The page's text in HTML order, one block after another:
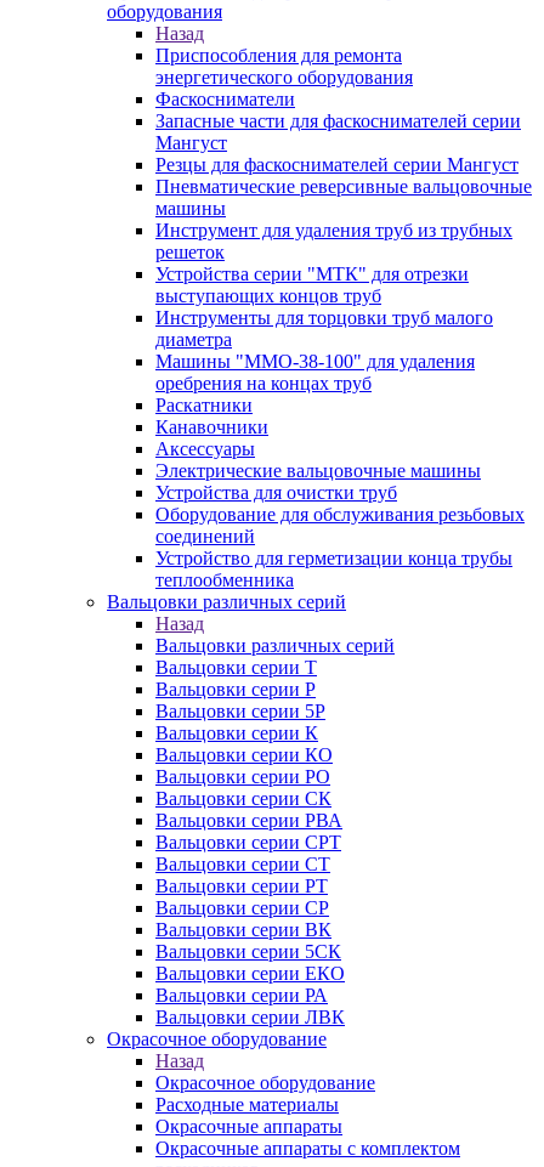
оборудования
Назад
Приспособления для ремонта
энергетического оборудования
Фаскосниматели
Запасные части для фаскоснимателей серии
Мангуст
Резцы для фаскоснимателей серии Мангуст
Пневматические реверсивные вальцовочные
машины
Инструмент для удаления труб из трубных
решеток
Устройства серии "МТК" для отрезки
выступающих концов труб
Инструменты для торцовки труб малого
диаметра
Машины "ММО-38-100" для удаления
оребрения на концах труб
Раскатники
Канавочники
Аксессуары
Электрические вальцовочные машины
Устройства для очистки труб
Оборудование для обслуживания резьбовых
соединений
Устройство для герметизации конца трубы
теплообменника
Вальцовки различных серий
Назад
Вальцовки различных серий
Вальцовки серии Т
Вальцовки серии Р
Вальцовки серии 5Р
Вальцовки серии К
Вальцовки серии КО
Вальцовки серии РО
Вальцовки серии СК
Вальцовки серии РВА
Вальцовки серии СРТ
Вальцовки серии СТ
Вальцовки серии РТ
Вальцовки серии СР
Вальцовки серии ВК
Вальцовки серии 5СК
Вальцовки серии ЕКО
Вальцовки серии РА
Вальцовки серии ЛВК
Окрасочное оборудование
Назад
Окрасочное оборудование
Расходные материалы
Окрасочные аппараты
Окрасочные аппараты с комплектом